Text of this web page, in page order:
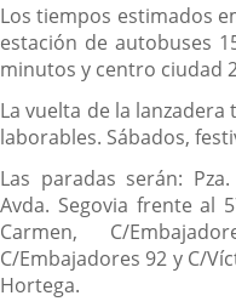
Los tiempos estimados
estación de autobuses
minutos y centro ciudad
La vuelta de la lanzadera
laborables. Sábados,
Las paradas serán:
Avda. Segovia frente al
Carmen, C/
C/Embajadores 92 y C/
Hortega.